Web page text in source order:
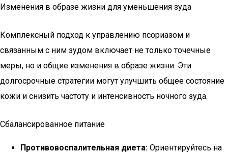
Изменения в образе жизни для уменьшения зуда
Комплексный подход к управлению псориазом и
связанным с ним зудом включает не только точечные
меры, но и общие изменения в образе жизни. Эти
долгосрочные стратегии могут улучшить общее состояние
кожи и снизить частоту и интенсивность ночного зуда.
Сбалансированное питание
Противовоспалительная диета: Ориентируйтесь на